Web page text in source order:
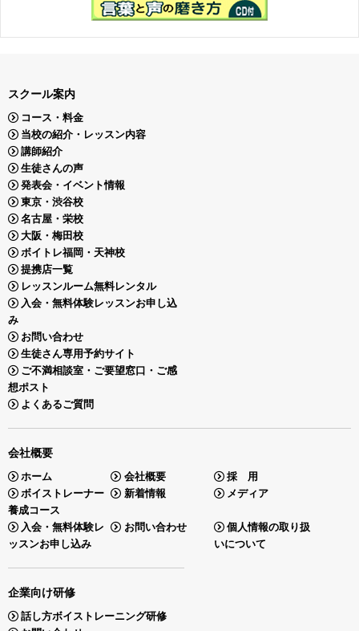
スクール案内
コース・料金
当校の紹介・レッスン内容
講師紹介
生徒さんの声
発表会・イベント情報
東京・渋谷校
名古屋・栄校
大阪・梅田校
ボイトレ福岡・天神校
提携店一覧
レッスンルーム無料レンタル
入会・無料体験レッスンお申し込
み
お問い合わせ
生徒さん専用予約サイト
ご不満相談室・ご要望窓口・ご感
想ポスト
よくあるご質問
会社概要
ホーム 会社概要
採 用
ボイストレーナー
養成コース
新着情報 メディア
入会・無料体験レ
ッスンお申し込み
お問い合わせ
個人情報の取り扱
いについて
企業向け研修
話し方ボイストレーニング研修